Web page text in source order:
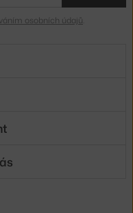
osobních údajů